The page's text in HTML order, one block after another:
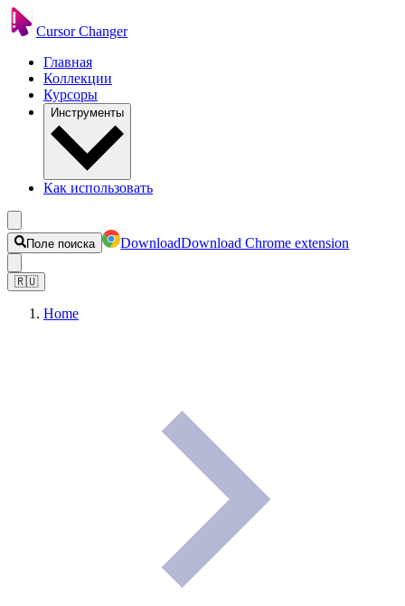
Cursor Changer
Главная
Коллекции
Курсоры
Инструменты
Как использовать
Поле поиска DownloadDownload Chrome extension
🇷🇺
Home